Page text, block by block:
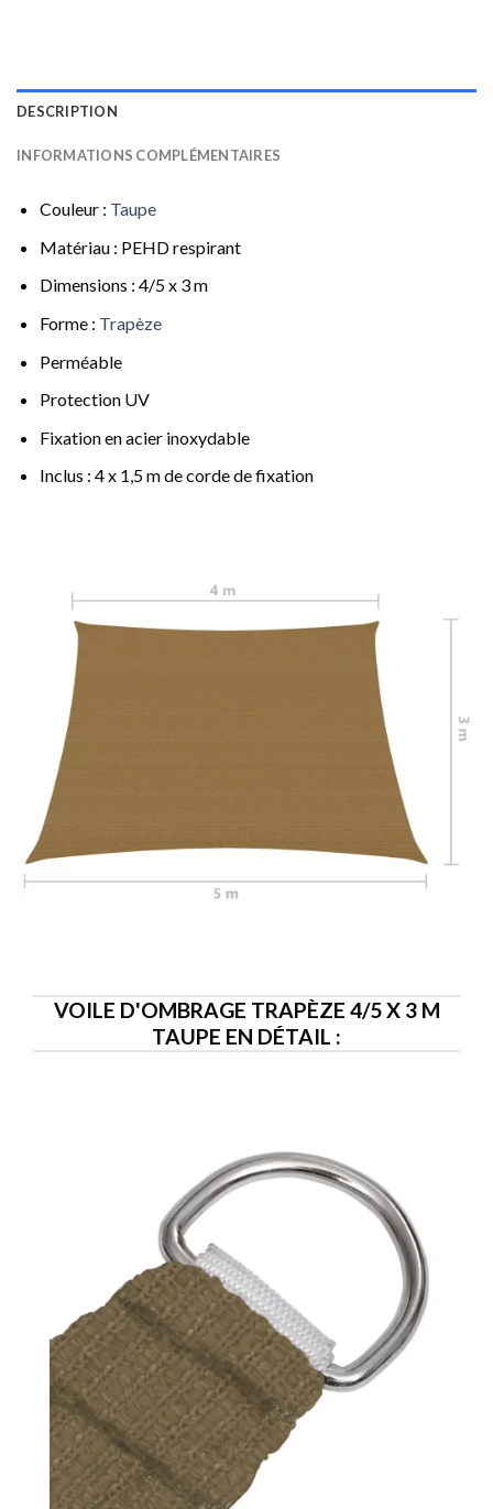
DESCRIPTION
INFORMATIONS COMPLÉMENTAIRES
Couleur : Taupe
Matériau : PEHD respirant
Dimensions : 4/5 x 3 m
Forme : Trapèze
Perméable
Protection UV
Fixation en acier inoxydable
Inclus : 4 x 1,5 m de corde de fixation
VOILE D'OMBRAGE TRAPÈZE 4/5 X 3 M
TAUPE EN DÉTAIL :